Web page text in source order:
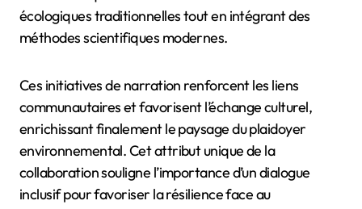
écologiques traditionnelles tout en intégrant des
méthodes scientifiques modernes.
Ces initiatives de narration renforcent les liens
communautaires et favorisent l’échange culturel,
enrichissant finalement le paysage du plaidoyer
environnemental. Cet attribut unique de la
collaboration souligne l’importance d’un dialogue
inclusif pour favoriser la résilience face au